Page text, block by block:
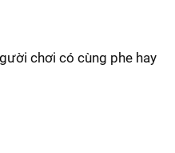
chơi có cùng phe hay